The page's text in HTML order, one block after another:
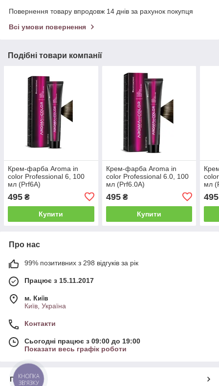
Повернення товару впродовж 14 днів за рахунок покупця
Всі умови повернення
Подібні товари компанії
Крем-фарба Aroma in
color Professional 6, 100
мл (Prf6A)
495 ₴
Купити
Крем-фарба Aroma in
color Professional 6.0, 100
мл (Prf6.0A)
495₴
Купити
мл
495
Про нас
99% позитивних з 298 відгуків за рік
Працює з 15.11.2017
м. Київ
Київ, Україна
Контакти
Сьогодні працює з 09:00 до 19:00
Показати весь графік роботи
Про нас
КНОПКА
ЗВ'ЯЗКУ